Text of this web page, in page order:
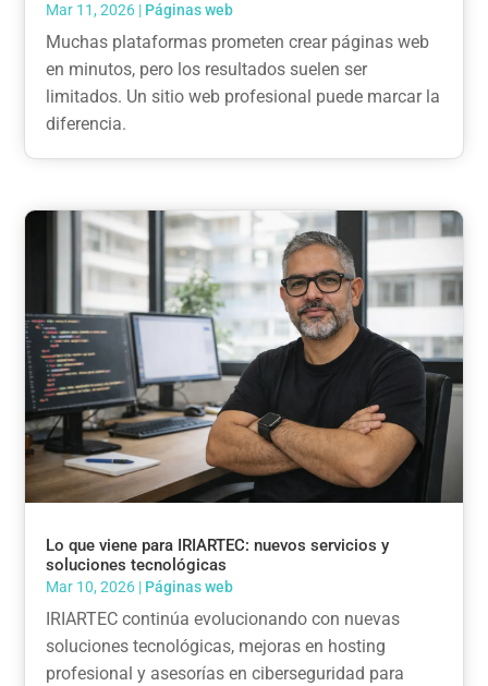
Mar 11, 2026 | Páginas web
Muchas plataformas prometen crear páginas web
en minutos, pero los resultados suelen ser
limitados. Un sitio web profesional puede marcar la
diferencia.
Lo que viene para IRIARTEC: nuevos servicios y
soluciones tecnológicas
Mar 10, 2026 | Páginas web
IRIARTEC continúa evolucionando con nuevas
soluciones tecnológicas, mejoras en hosting
profesional y asesorías en ciberseguridad para